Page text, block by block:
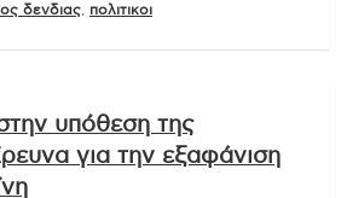
δενδιας πολιτικοι
υπόθεση της
για την εξαφάνιση